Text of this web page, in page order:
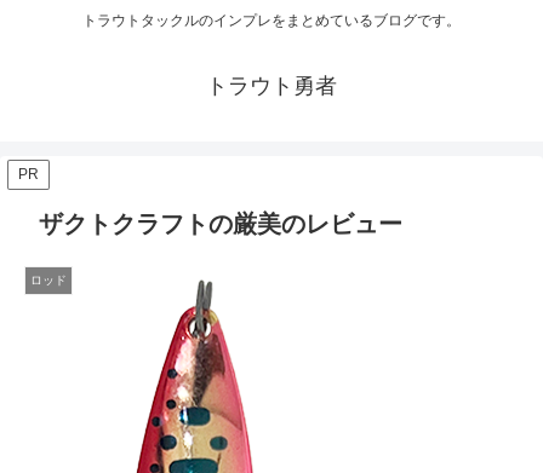
トラウトタックルのインプレをまとめているブログです。
トラウト勇者
PR
ザクトクラフトの厳美のレビュー
ロッド